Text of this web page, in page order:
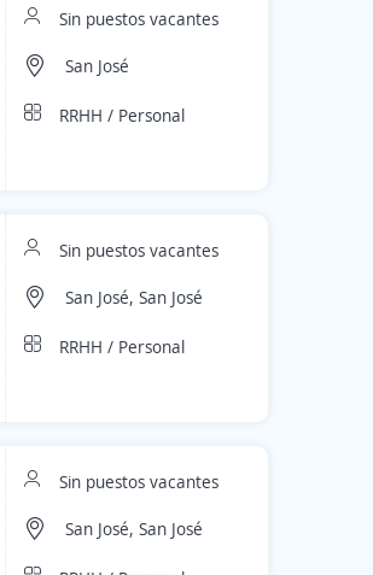
Sin puestos vacantes
San José
RRHH / Personal
Sin puestos vacantes
San José, San José
RRHH / Personal
Sin puestos vacantes
San José, San José